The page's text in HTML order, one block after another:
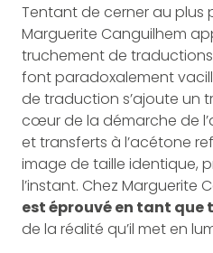
Tentant de cerner au plus
Marguerite Canguilhem
truchement de traductions
font paradoxalement
de traduction s’ajoute un
cœur de la démarche de
et transferts à l’acétone
image de taille identique,
l’instant. Chez Marguerite
est éprouvé en tant que
de la réalité qu’il met en